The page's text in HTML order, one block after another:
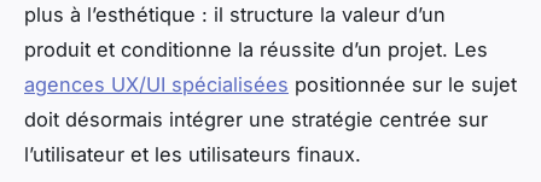
plus à l’esthétique : il structure la valeur d’un
produit et conditionne la réussite d’un projet. Les
agences UX/UI spécialisées positionnée sur le sujet
doit désormais intégrer une stratégie centrée sur
l’utilisateur et les utilisateurs finaux.